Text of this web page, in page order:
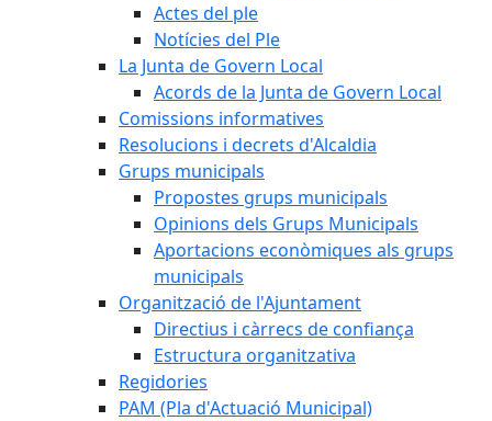
Actes del ple
Notícies del Ple
La Junta de Govern Local
Acords de la Junta de Govern Local
Comissions informatives
Resolucions i decrets d'Alcaldia
Grups municipals
Propostes grups municipals
Opinions dels Grups Municipals
Aportacions econòmiques als grups
municipals
Organització de l'Ajuntament
Directius i càrrecs de confiança
Estructura organitzativa
Regidories
PAM (Pla d'Actuació Municipal)